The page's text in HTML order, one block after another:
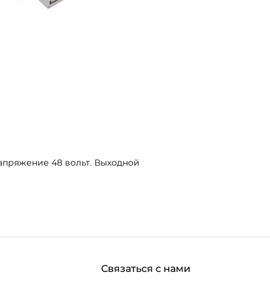
48 вольт. Выходной
Связаться с нами